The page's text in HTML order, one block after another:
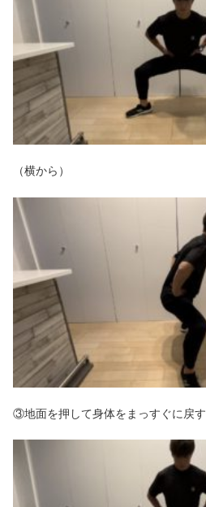
（横から）
③地面を押して身体をまっすぐに戻す